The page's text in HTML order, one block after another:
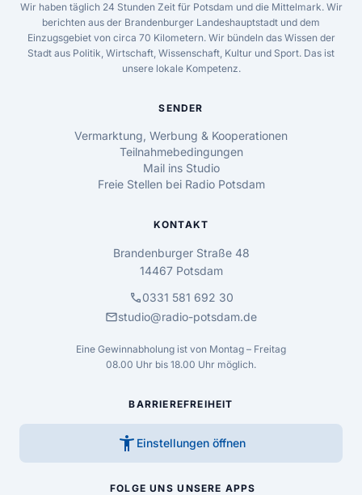
Wir haben täglich 24 Stunden Zeit für Potsdam und die Mittelmark. Wir
berichten aus der Brandenburger Landeshauptstadt und dem
Einzugsgebiet von circa 70 Kilometern. Wir bündeln das Wissen der
Stadt aus Politik, Wirtschaft, Wissenschaft, Kultur und Sport. Das ist
unsere lokale Kompetenz.
SENDER
Vermarktung, Werbung & Kooperationen
Teilnahmebedingungen
Mail ins Studio
Freie Stellen bei Radio Potsdam
KONTAKT
Brandenburger Straße 48
14467 Potsdam
call0331 581 692 30
mailstudio@radio-potsdam.de
Eine Gewinnabholung ist von Montag – Freitag
08.00 Uhr bis 18.00 Uhr möglich.
BARRIEREFREIHEIT
accessibility_new Einstellungen öffnen
FOLGE UNS UNSERE APPS